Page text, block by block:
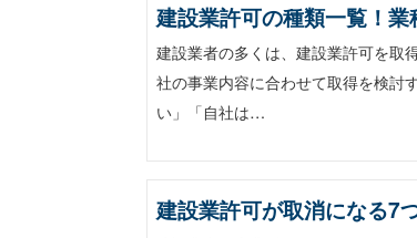
建設業許可の種類一覧！
建設業者の多くは、建設業許可を取
社の事業内容に合わせて取得を検討
い」「自社は…
建設業許可が取消になる7